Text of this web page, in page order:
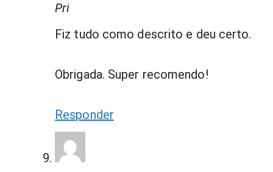
Pri
Fiz tudo como descrito e deu certo.
Obrigada. Super recomendo!
Responder